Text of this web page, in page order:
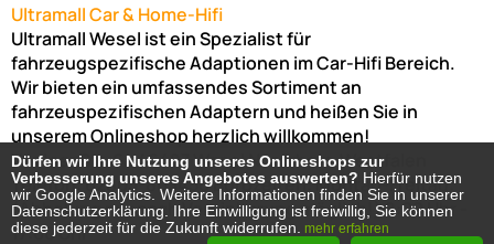
Ultramall Car & Home-Hifi
Ultramall Wesel ist ein Spezialist für
fahrzeugspezifische Adaptionen im Car-Hifi Bereich.
Wir bieten ein umfassendes Sortiment an
fahrzeuspezifischen Adaptern und heißen Sie in
unserem Onlineshop herzlich willkommen!
Venloer Str. 6a46487 WeselNordrhein-Westfalen
Telefon:02803-803456Bürozeiten: Montag-Freitag:
(Abholung nur nach Vereinbarung möglich!)8:00 Uhr -
17:00 Uhr
Dürfen wir Ihre Nutzung unseres Onlineshops zur
Verbesserung unseres Angebotes auswerten? Hierfür nutzen
wir Google Analytics. Weitere Informationen finden Sie in unserer
Datenschutzerklärung. Ihre Einwilligung ist freiwillig, Sie können
diese jederzeit für die Zukunft widerrufen.
mehr erfahren
Dürfen wir Ihre Nutzung unseres Onlineshops zur
Verbesserung unseres Angebotes auswerten? Hierfür nutzen
wir Google Analytics. Weitere Informationen finden Sie in unserer
Datenschutzerklärung. Ihre Einwilligung ist freiwillig, Sie können
diese jederzeit für die Zukunft widerrufen.
mehr erfahren